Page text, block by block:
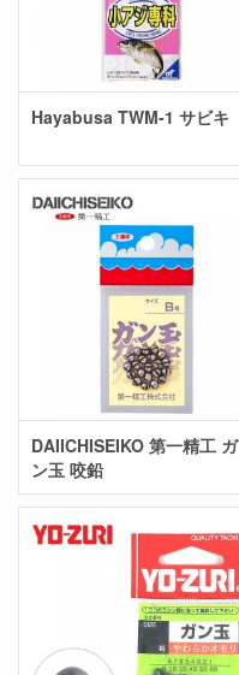
Hayabusa TWM-1 サビキ
DAIICHISEIKO 第一精工 ガ
ン玉 咬鉛